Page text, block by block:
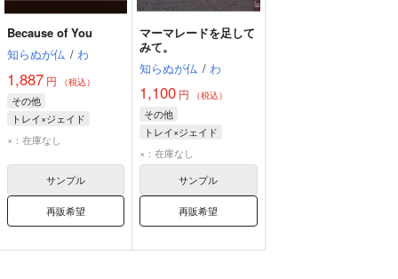
Because of You
知らぬが仏 / わ
1,887 円 （税込）
その他
トレイ×ジェイド
トレイ・クローバー
×：在庫なし
サンプル
再販希望
マーマレードを足して
みて。
知らぬが仏 / わ
1,100 円 （税込）
その他
トレイ×ジェイド
トレイ・クローバー
ジェイド・リーチ
×：在庫なし
サンプル
再販希望